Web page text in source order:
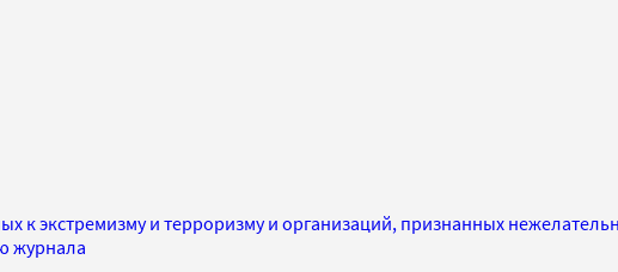
к экстремизму и терроризму и организаций, признанных
журнала